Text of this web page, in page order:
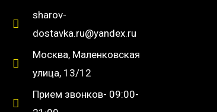
sharov-
dostavka.ru@yandex.ru
Москва, Маленковская
улица, 13/12
Прием звонков- 09:00-